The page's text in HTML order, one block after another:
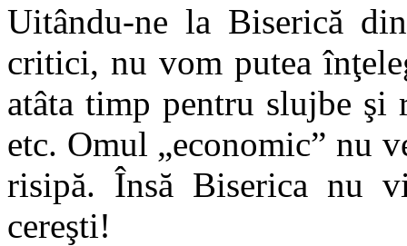
Uitându-ne la Biserică
critici, nu vom putea
atâta timp pentru slujbe şi
etc. Omul „economic” nu
risipă. Însă Biserica nu
cereşti!